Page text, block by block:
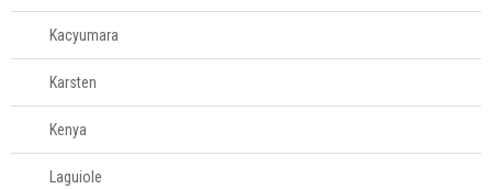
Pesquisar Lista
61
996581061
Kacyumara
Karsten
Kenya
Laguiole